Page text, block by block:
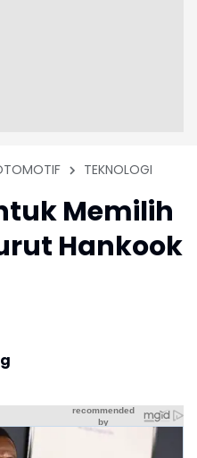
TEKNOLOGI
Memilih
Hankook